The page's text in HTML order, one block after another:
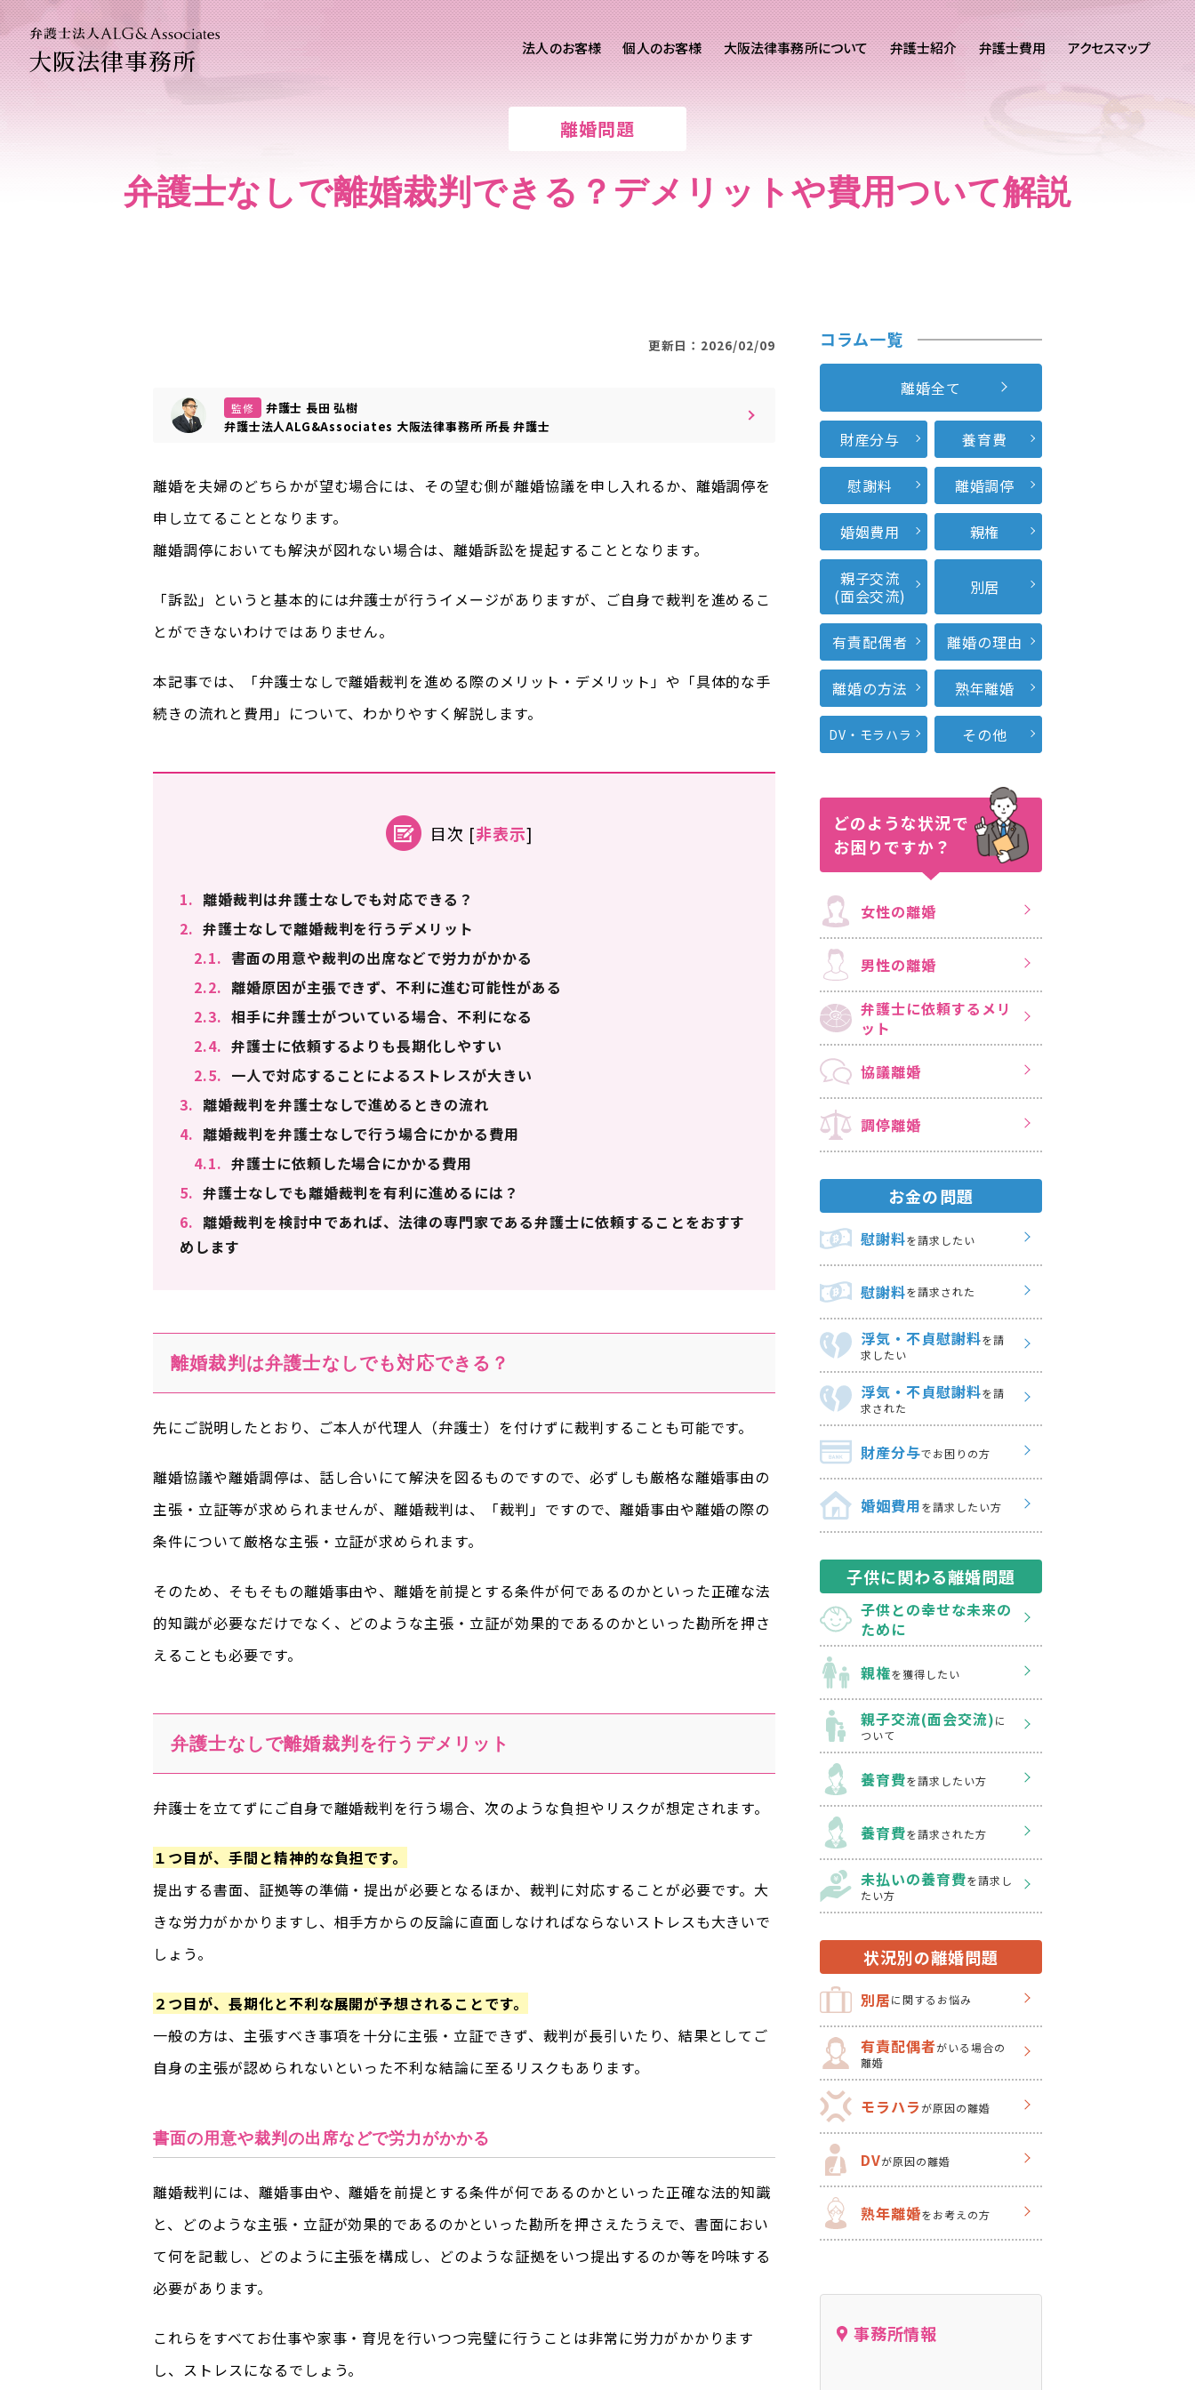
大阪法律事務所 法人のお客様
ベトナム進出支援相談サイト
個人のお客様
個人のお客様ご相談
離婚問題 刑事事件
大阪法律事務所について 弁護士紹介 弁護士費用 アクセスマップ
離婚問題
弁護士なしで離婚裁判できる？デメリットや費用ついて解説
更新日：2026/02/09
監修
弁護士 長田 弘樹
弁護士法人ALG&Associates 大阪法律事務所所長 弁護士
離婚を夫婦のどちらかが望む場合には、その望む側が離婚協議を申し入れるか、離婚調停を
申し立てることとなります。
離婚調停においても解決が図れない場合は、離婚訴訟を提起することとなります。
「訴訟」というと基本的には弁護士が行うイメージがありますが、ご自身で裁判を進めるこ
とができないわけではありません。
本記事では、「弁護士なしで離婚裁判を進める際のメリット・デメリット」や「具体的な手
続きの流れと費用」について、わかりやすく解説します。
目次 [非表示]
1. 離婚裁判は弁護士なしでも対応できる？
2. 弁護士なしで離婚裁判を行うデメリット
2.1. 書面の用意や裁判の出席などで労力がかかる
2.2. 離婚原因が主張できず、不利に進む可能性がある
2.3. 相手に弁護士がついている場合、不利になる
2.4. 弁護士に依頼するよりも長期化しやすい
2.5. 一人で対応することによるストレスが大きい
3. 離婚裁判を弁護士なしで進めるときの流れ
4. 離婚裁判を弁護士なしで行う場合にかかる費用
4.1. 弁護士に依頼した場合にかかる費用
5. 弁護士なしでも離婚裁判を有利に進めるには？
6. 離婚裁判を検討中であれば、法律の専門家である弁護士に依頼することをおすす
めします
離婚裁判は弁護士なしでも対応できる？
先にご説明したとおり、ご本人が代理人（弁護士）を付けずに裁判することも可能です。
離婚協議や離婚調停は、話し合いにて解決を図るものですので、必ずしも厳格な離婚事由の
主張・立証等が求められませんが、離婚裁判は、「裁判」ですので、離婚事由や離婚の際の
条件について厳格な主張・立証が求められます。
そのため、そもそもの離婚事由や、離婚を前提とする条件が何であるのかといった正確な法
的知識が必要なだけでなく、どのような主張・立証が効果的であるのかといった勘所を押さ
えることも必要です。
弁護士なしで離婚裁判を行うデメリット
弁護士を立てずにご自身で離婚裁判を行う場合、次のような負担やリスクが想定されます。
１つ目が、手間と精神的な負担です。
提出する書面、証拠等の準備・提出が必要となるほか、裁判に対応することが必要です。大
きな労力がかかりますし、相手方からの反論に直面しなければならないストレスも大きいで
しょう。
２つ目が、長期化と不利な展開が予想されることです。
一般の方は、主張すべき事項を十分に主張・立証できず、裁判が長引いたり、結果としてご
自身の主張が認められないといった不利な結論に至るリスクもあります。
書面の用意や裁判の出席などで労力がかかる
離婚裁判には、離婚事由や、離婚を前提とする条件が何であるのかといった正確な法的知識
と、どのような主張・立証が効果的であるのかといった勘所を押さえたうえで、書面におい
て何を記載し、どのように主張を構成し、どのような証拠をいつ提出するのか等を吟味する
必要があります。
これらをすべてお仕事や家事・育児を行いつつ完璧に行うことは非常に労力がかかります
し、ストレスになるでしょう。
コラム一覧
離婚全て
財産分与 養育費
慰謝料 離婚調停
婚姻費用 親権
親子交流
(面会交流)
別居
有責配偶者 離婚の理由
離婚の方法 熟年離婚
DV・モラハラ その他
どのような状況で
お困りですか？
女性の離婚
男性の離婚
弁護士に依頼するメリ
ット
協議離婚
調停離婚
お金の問題
慰謝料を請求したい
慰謝料を請求された
浮気・不貞慰謝料を請
求したい
浮気・不貞慰謝料を請
求された
財産分与でお困りの方
婚姻費用を請求したい方
子供に関わる離婚問題
子供との幸せな未来の
ために
親権を獲得したい
親子交流(面会交流)に
ついて
養育費を請求したい方
養育費を請求された方
未払いの養育費を請求し
たい方
状況別の離婚問題
別居に関するお悩み
有責配偶者がいる場合の
離婚
モラハラが原因の離婚
DVが原因の離婚
熟年離婚をお考えの方
事務所情報